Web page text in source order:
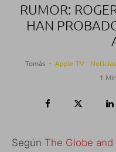
RUMOR:
HAN
Tomás · Apple TV Noticias
1
Según The Globe and